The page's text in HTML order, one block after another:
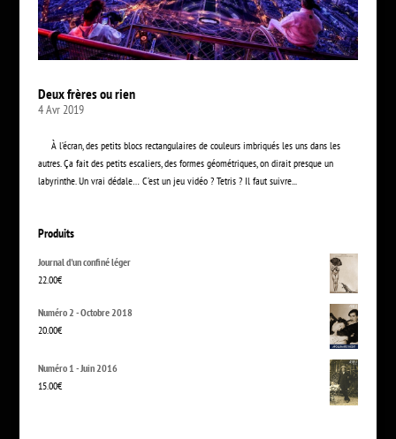
Deux frères ou rien
4 Avr 2019
À l’écran, des petits blocs rectangulaires de couleurs imbriqués les uns dans les
autres. Ça fait des petits escaliers, des formes géométriques, on dirait presque un
labyrinthe. Un vrai dédale… C’est un jeu vidéo ? Tetris ? Il faut suivre...
Produits
Journal d'un confiné léger
22.00€
Numéro 2 - Octobre 2018
20.00€
Numéro 1 - Juin 2016
15.00€